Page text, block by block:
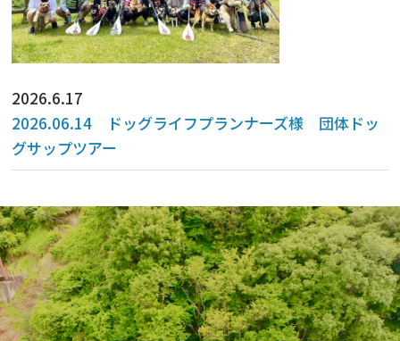
2026.6.17
2026.06.14 ドッグライフプランナーズ様 団体ドッ
グサップツアー